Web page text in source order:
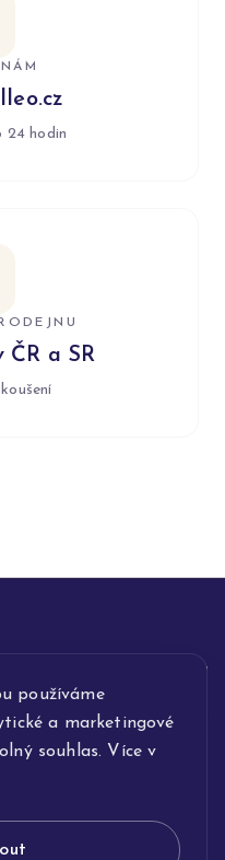
používáme
a marketingové
souhlas. Více v
24 hodin
ČR a SR